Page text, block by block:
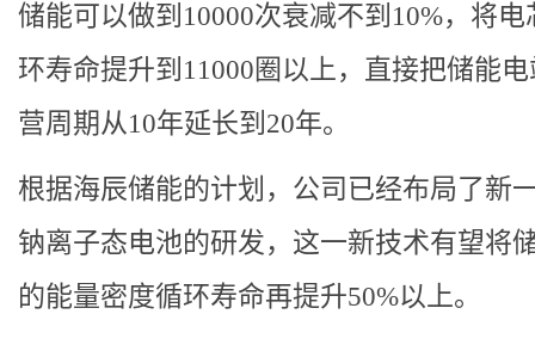
储能可以做到10000次衰减不到10%，将电
环寿命提升到11000圈以上，直接把储能
营周期从10年延长到20年。
根据海辰储能的计划，公司已经布局了新
钠离子态电池的研发，这一新技术有望将
的能量密度循环寿命再提升50%以上。